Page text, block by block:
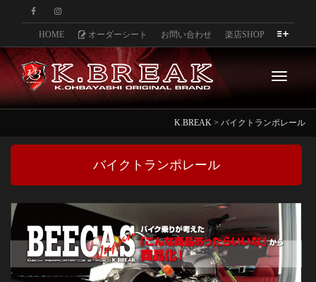
HOME オーダーシート お問い合わせ 楽店SHOP
K.BREAK > バイクトランポレール
バイクトランポレール